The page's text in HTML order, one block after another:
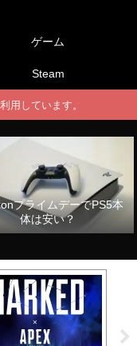
ゲーム
Steam
用しています。
プライムデーでPS5本
体は安い？